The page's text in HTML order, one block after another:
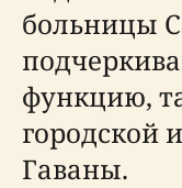
больницы
функцию,
городской
Гаваны.